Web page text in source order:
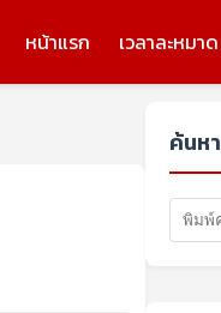
หน้าแรก เวลาละหมาด
ค้นหา